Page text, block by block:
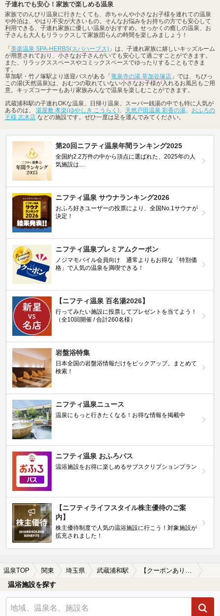
子連れでも安心！家族で楽しめる温泉
家族でのんびり温泉に行きたくても、赤ちゃんや小さなお子様を連れての温泉
や外泊は、やはり不安が大きいもの。そんなお悩みをお持ちの方でも安心して
利用できる、子連れ家族に優しい温泉がおすすめ。せっかくの癒しの温泉、お
子さんも大人もリラックスして家族団らんの時間を楽しみましょう！
「美楽温泉 SPA-HERBS(スパハーブス) 」は、子連れ家族に嬉しいキッズルーム
が用意されており、小さなお子さんがいても安心して過ごすことができます。
また、リラックススペースやコミックスペースでゆったりすることもできま
す。
草加駅・竹ノ塚駅より送迎バスがある「竜泉寺の湯 草加谷塚店 」では、ちびっ
この湯(天然温泉)は、おむつの取れていない小さなお子様が入れるお風呂もご用
意。キッズコーナーもあり家族みんなで温泉を楽しむことができます。
武蔵浦和駅の子連れOKな温泉、日帰り温泉、スーパー銭湯の中でも特に人気が
あるのは、 湯屋敷 孝楽(ゆやしき こうらく) 天然戸田温泉 彩香の湯
おふろの
王様 志木店 などの施設です。ぜひ一度は足を運んでみてください。
第20回ニフティ温泉年間ランキング2025
全国約2.2万件の中から頂点に選ばれた、2025年の人
気施設は…
ニフティ温泉 サウナランキング2026
おふろ好きユーザーの投票により、全国No.1サウナが
決定！
ニフティ温泉プレミアムクーポン
ノジマモバイル会員向け 通常よりもお得な「特別価
格」で人気の温泉を満喫できる！
【ニフティ温泉 百名湯2026】
行ってみたい施設に投票してプレゼントを当てよう！
（全10回開催 / 合計260名様）
岩盤浴特集
日本全国の岩盤浴情報だけをピックアップ。まとめて
検索！
ニフティ温泉ニュース
温泉にもっと行きたくなる！お得な情報を掲載中
ニフティ温泉 おふろパス
温浴施設をお得に楽しめるサブスクリプションプラン
【ニフティライフスタイル株主優待のご案
内】
株主優待制度で人気の温浴施設に行こう！対象施設が
拡充されました！
温泉TOP 関東 埼玉県 武蔵浦和駅 【クーポンあり】子連れOKな武蔵浦和駅近くの温泉、日帰り温泉、スーパー銭湯おすすめ
温浴施設を探す